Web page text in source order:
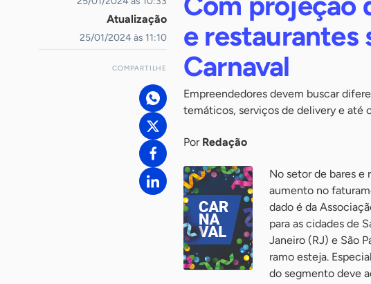
Atualização
25/01/2024 às 11:10
COMPARTILHE
e restaurantes
Carnaval
Empreendedores devem buscar
temáticos, serviços de delivery e até
Por Redação
No setor de bares e
aumento no
dado é da
para as cidades de
Janeiro (RJ) e São
ramo esteja.
do segmento deve